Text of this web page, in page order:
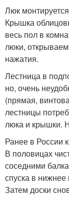
Люк
Крышка
весь пол в
люки,
нажатия.
Лестница в
но, очень
(прямая,
лестницы
люка и крышки.
Ранее в России
В половицах
соседними
спуска в нижнее
Затем доски